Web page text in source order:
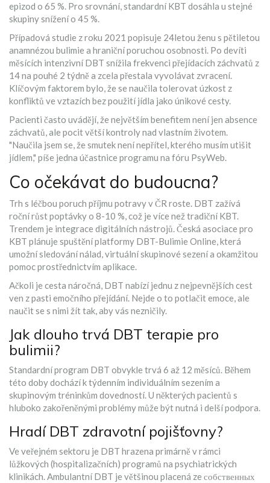
epizod o 65 %. Pro srovnání, standardní KBT dosáhla u stejné
skupiny snížení o 45 %.
Případová studie z roku 2021 popisuje 24letou ženu s pětiletou
anamnézou bulimie a hraniční poruchou osobnosti. Po devíti
měsících intenzivní DBT snížila frekvenci přejídacích záchvatů z
14 na pouhé 2 týdně a zcela přestala vyvolávat zvracení.
Klíčovým faktorem bylo, že se naučila tolerovat úzkost z
konfliktů ve vztazích bez použití jídla jako únikové cesty.
Pacienti často uvádějí, že největším benefitem není jen absence
záchvatů, ale pocit větší kontroly nad vlastním životem.
"Naučila jsem se, že smutek není nepřítel, kterého musím utišit
jídlem," píše jedna účastnice programu na fóru PsyWeb.
Co očekávat do budoucna?
Trh s léčbou poruch příjmu potravy v ČR roste. DBT zažívá
roční růst poptávky o 8-10 %, což je více než tradiční KBT.
Trendem je integrace digitálních nástrojů. Česká asociace pro
KBT plánuje spuštění platformy DBT-Bulimie Online, která
umožní sledování nálad, virtuální skupinové sezení a okamžitou
pomoc prostřednictvím aplikace.
Ačkoli je cesta náročná, DBT nabízí jednu z nejpevnějších cest
ven z pasti emočního přejídání. Nejde o to potlačit emoce, ale
naučit se s nimi žít tak, aby vás nezničily.
Jak dlouho trvá DBT terapie pro
bulimii?
Standardní program DBT obvykle trvá 6 až 12 měsíců. Během
této doby dochází k týdenním individuálním sezením a
skupinovým tréninkům dovedností. U některých pacientů s
hluboko zakořeněnými problémy může být nutná i delší podpora.
Hradí DBT zdravotní pojišťovny?
Ve veřejném sektoru je DBT hrazena primárně v rámci
lůžkových (hospitalizačních) programů na psychiatrických
klinikách. Ambulantní DBT je většinou placená ze собственных